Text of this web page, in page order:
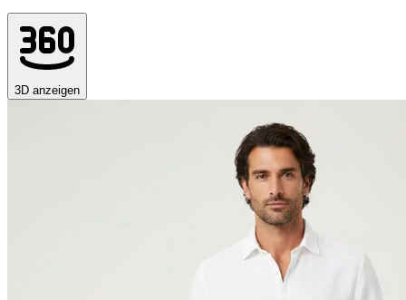
3D anzeigen